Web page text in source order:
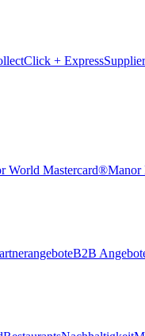
Click + Express
World Mastercard®Manor
B2B